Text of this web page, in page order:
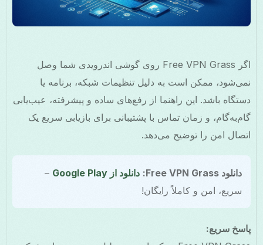
فارسی
اگر Free VPN Grass روی گوشی اندرویدی شما وصل
نمی‌شود، ممکن است به دلیل تنظیمات شبکه، برنامه یا
دستگاه باشد. این راهنما از رفع‌های ساده و پیشرفته، عیب‌یابی
گام‌به‌گام، و زمان تماس با پشتیبانی برای بازیابی سریع یک
اتصال امن را توضیح می‌دهد.
دانلود Free VPN Grass: دانلود از Google Play
–
سریع، امن و کاملاً رایگان!
پاسخ سریع: